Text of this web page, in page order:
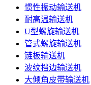
惯性振动输送机
耐高温输送机
U型螺旋输送机
管式螺旋输送机
链板输送机
波纹挡边输送机
大倾角皮带输送机